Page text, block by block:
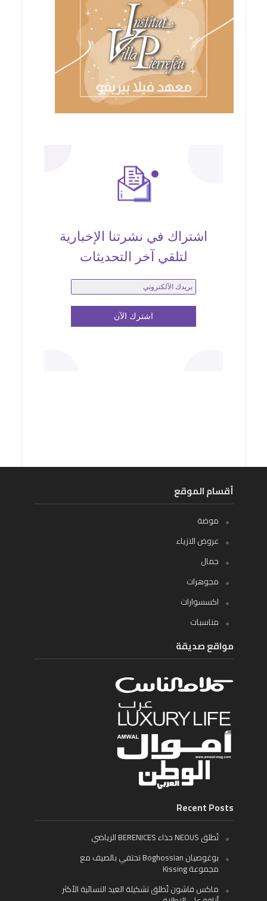
اشتراك في نشرتنا الإخبارية
لتلقي آخر التحديثات
أقسام الموقع
موضة
عروض الازياء
جمال
مجوهرات
اكسسوارات
مناسبات
مواقع صديقة
Recent Posts
تُطلق NEOUS حذاء BERENICES الرياضي
بوغوصيان Boghossian تحتفي بالصيف مع
مجموعة Kissing
ماكس فاشون تُطلق تشكيلة العيد النسائية الأكثر